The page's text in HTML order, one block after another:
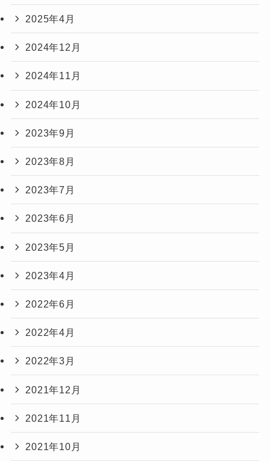
2025年4月
2024年12月
2024年11月
2024年10月
2023年9月
2023年8月
2023年7月
2023年6月
2023年5月
2023年4月
2022年6月
2022年4月
2022年3月
2021年12月
2021年11月
2021年10月